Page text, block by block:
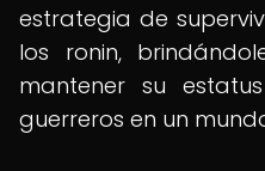
estrategia de
los ronin,
mantener su
guerreros en un